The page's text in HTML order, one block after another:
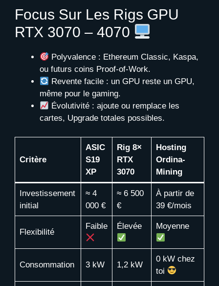
Focus Sur Les Rigs GPU
RTX 3070 – 4070
Polyvalence : Ethereum Classic, Kaspa,
ou futurs coins Proof-of-Work.
Revente facile : un GPU reste un GPU,
même pour le gaming.
Évolutivité : ajoute ou remplace les
cartes, Upgrade totales possibles.
Critère
ASIC
S19
XP
Rig 8×
RTX
3070
Hosting
Ordina-
Mining
Investissement
initial
≈ 4
000 €
≈ 6 500
€
À partir de
39 €/mois
Flexibilité
Faible Élevée Moyenne
Consommation 3 kW 1,2 kW
0 kW chez
toi